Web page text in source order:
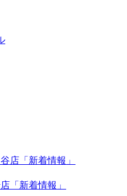
店「新着情報」
「新着情報」